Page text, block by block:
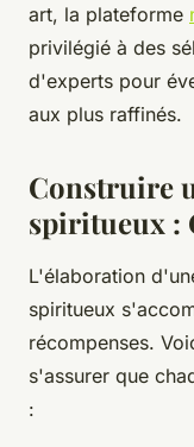
art, la plateforme
privilégié à des
d'experts pour
aux plus raffinés.
Construire
spiritueux :
L'élaboration
spiritueux
récompenses.
s'assurer que
: